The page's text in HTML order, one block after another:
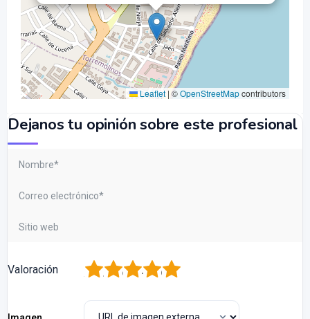
Leaflet | ©OpenStreetMapcontributors
Dejanos tu opinión sobre este profesional
Valoración 5
4
3
2